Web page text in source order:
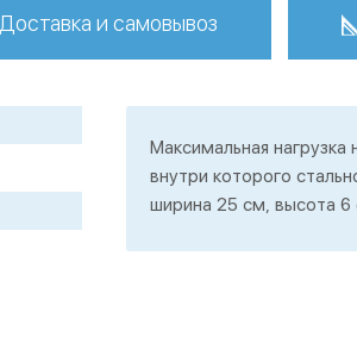
Доставка и самовывоз
Максимальная
внутри которого
ширина 25 см, высота 6